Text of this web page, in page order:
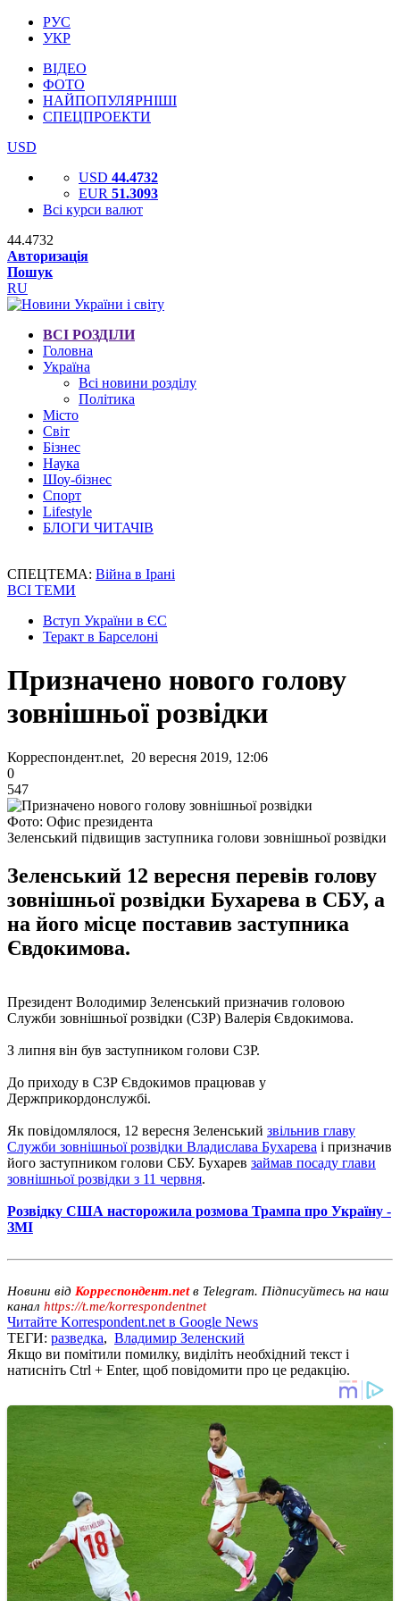
РУС
УКР
ВІДЕО
ФОТО
НАЙПОПУЛЯРНІШІ
СПЕЦПРОЕКТИ
USD
USD 44.4732
EUR 51.3093
Всі курси валют
44.4732
Авторизація
Пошук
RU
ВСІ РОЗДІЛИ
Головна
Україна
Всі новини розділу
Політика
Місто
Світ
Бізнес
Наука
Шоу-бізнес
Спорт
Lifestyle
БЛОГИ ЧИТАЧІВ
СПЕЦТЕМА: Війна в Ірані
ВСІ ТЕМИ
Вступ України в ЄС
Теракт в Барселоні
Призначено нового голову
зовнішньої розвідки
Корреспондент.net, 20 вересня 2019, 12:06
0
547
Фото: Офис президента
Зеленський підвищив заступника голови зовнішньої розвідки
Зеленський 12 вересня перевів голову
зовнішньої розвідки Бухарева в СБУ, а
на його місце поставив заступника
Євдокимова.
Президент Володимир Зеленський призначив головою
Служби зовнішньої розвідки (СЗР) Валерія Євдокимова.
З липня він був заступником голови СЗР.
До приходу в СЗР Євдокимов працював у
Держприкордонслужбі.
Як повідомлялося, 12 вересня Зеленський звільнив главу
Служби зовнішньої розвідки Владислава Бухарева і призначив
його заступником голови СБУ. Бухарев займав посаду глави
зовнішньої розвідки з 11 червня.
Розвідку США насторожила розмова Трампа про Україну -
ЗМІ
Новини від Корреспондент.netв Telegram. Підписуйтесь на наш
канал https://t.me/korrespondentnet
Читайте Korrespondent.net в Google News
ТЕГИ: разведка, Владимир Зеленский
Якщо ви помітили помилку, виділіть необхідний текст і
натисніть Ctrl + Enter, щоб повідомити про це редакцію.